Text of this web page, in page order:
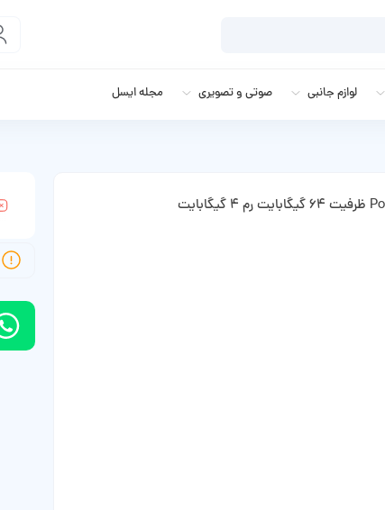
لوازم جانبی صوتی و تصویری مجله ایسل